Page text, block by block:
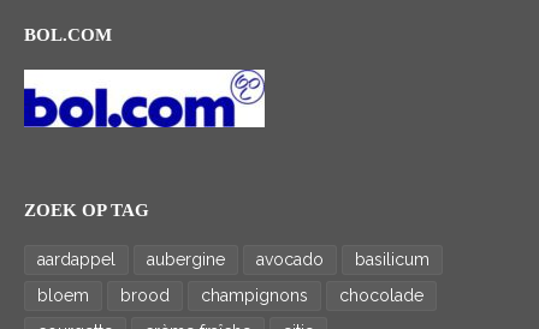
BOL.COM
ZOEK OP TAG
aardappel aubergine avocado
basilicum
bloem
brood champignons
chocolade